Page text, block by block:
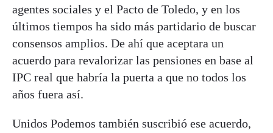
agentes sociales y el Pacto de Toledo, y en los
últimos tiempos ha sido más partidario de buscar
consensos amplios. De ahí que aceptara un
acuerdo para revalorizar las pensiones en base al
IPC real que habría la puerta a que no todos los
años fuera así.
Unidos Podemos también suscribió ese acuerdo,